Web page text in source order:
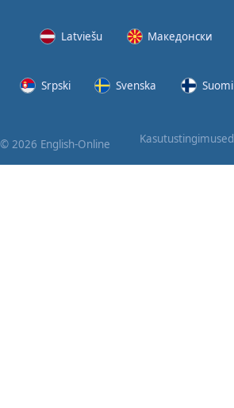
Latviešu Македонски
Srpski Svenska Suomi
© 2026 English-Online Kasutustingimused